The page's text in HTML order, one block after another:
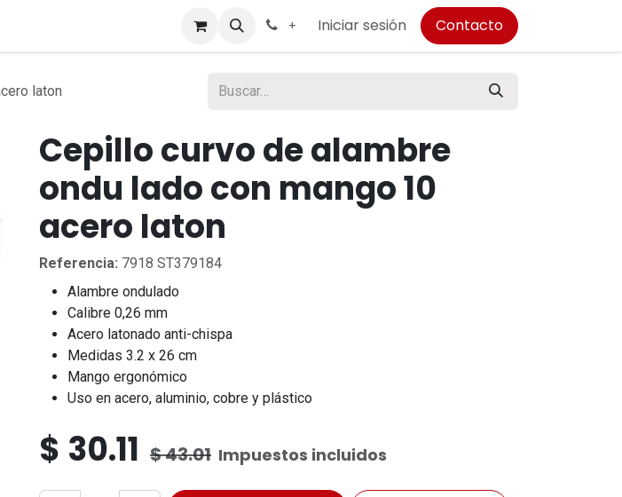
+ Iniciar sesión Contacto
laton
Cepillo curvo de alambre
ondu lado con mango 10
acero laton
Referencia: 7918 ST379184
Alambre ondulado
Calibre 0,26 mm
Acero latonado anti-chispa
Medidas 3.2 x 26 cm
Mango ergonómico
Uso en acero, aluminio, cobre y plástico
$ 30.11 $43.01 Impuestos incluidos